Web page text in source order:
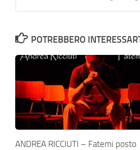
POTREBBERO
ANDREA RICCIUTI – Fatemi posto